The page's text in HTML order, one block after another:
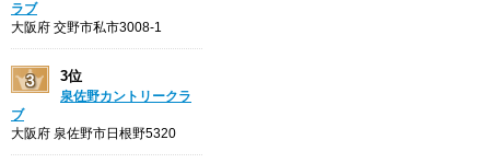
ラブ
大阪府 交野市私市3008-1
3位
泉佐野カントリークラ
ブ
大阪府 泉佐野市日根野5320